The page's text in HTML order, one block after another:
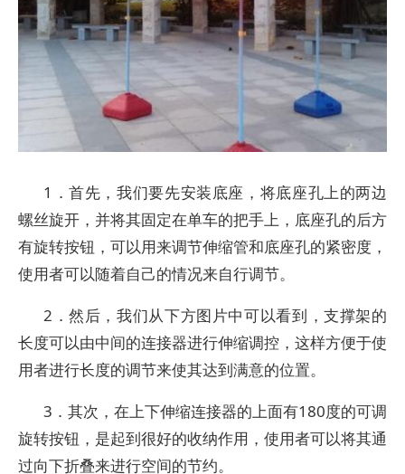
1．首先，我们要先安装底座，将底座孔上的两边
螺丝旋开，并将其固定在单车的把手上，底座孔的后方
有旋转按钮，可以用来调节伸缩管和底座孔的紧密度，
使用者可以随着自己的情况来自行调节。
2．然后，我们从下方图片中可以看到，支撑架的
长度可以由中间的连接器进行伸缩调控，这样方便于使
用者进行长度的调节来使其达到满意的位置。
3．其次，在上下伸缩连接器的上面有180度的可调
旋转按钮，是起到很好的收纳作用，使用者可以将其通
过向下折叠来进行空间的节约。